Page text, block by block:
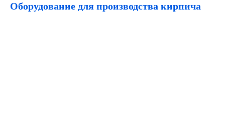
Оборудование для производства кирпича